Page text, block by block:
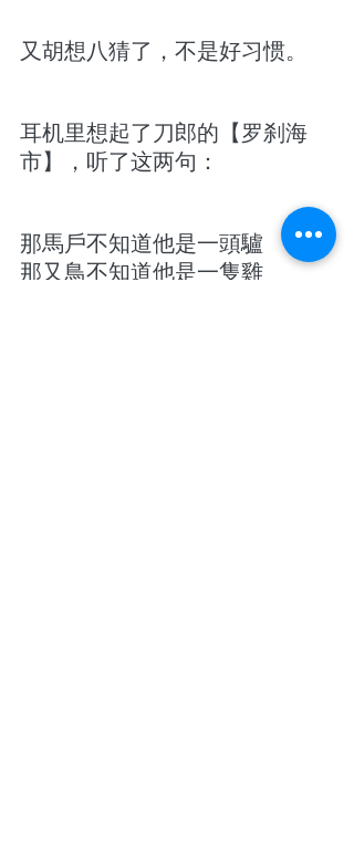
又胡想八猜了，不是好习惯。
耳机里想起了刀郎的【罗刹海
市】，听了这两句：
那馬戶不知道他是一頭驢
那又鳥不知道他是一隻雞